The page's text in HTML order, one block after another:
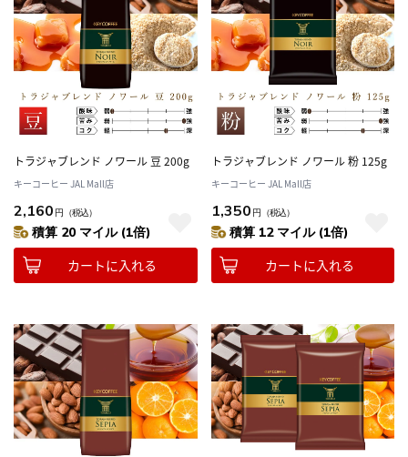
トラジャブレンド ノワール 豆 200g
キーコーヒー JAL Mall店
2,160 円 （税込）
積算 20 マイル (1倍)
カートに入れる
トラジャブレンド ノワール 粉 125g
キーコーヒー JAL Mall店
1,350 円 （税込）
積算 12 マイル (1倍)
カートに入れる